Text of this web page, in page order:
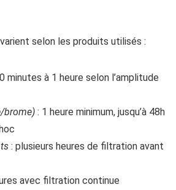
selon les produits utilisés :
minutes à 1 heure selon l’amplitude
brome) : 1 heure minimum, jusqu’à 48h
: plusieurs heures de filtration avant
avec filtration continue